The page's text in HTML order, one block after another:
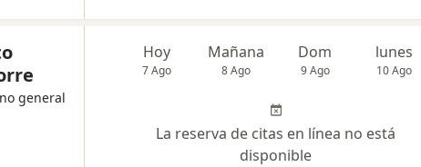
general
Hoy
7 Ago
Mañana
8 Ago
Dom
9 Ago
lunes
10 Ago
La reserva de citas en línea no está
disponible